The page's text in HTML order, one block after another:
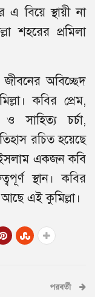
বিয়ে স্থায়ী না
শহরের প্রমিলা
অবিচ্ছেদ
কবির প্রেম,
সাহিত্য চর্চা,
রচিত হয়েছে
একজন কবি
স্থান। কবির
এই কুমিল্লা।
পরবর্তী